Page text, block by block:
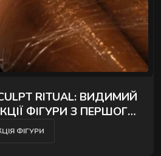
RITUAL: ВИДИМИЙ
ФІГУРИ З ПЕРШОГО
ФІГУРИ